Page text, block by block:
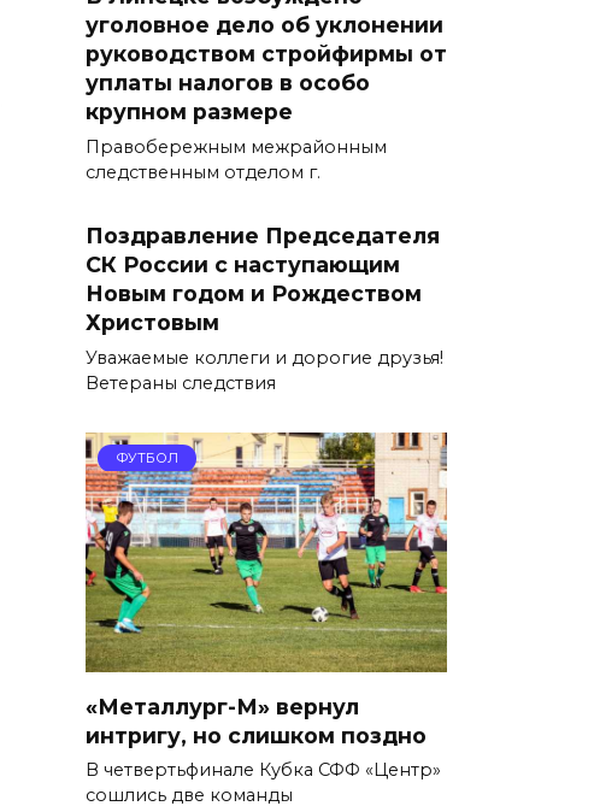
уголовное дело об уклонении
руководством стройфирмы от
уплаты налогов в особо
крупном размере
Правобережным межрайонным
следственным отделом г.
Поздравление Председателя
СК России с наступающим
Новым годом и Рождеством
Христовым
Уважаемые коллеги и дорогие друзья!
Ветераны следствия
ФУТБОЛ
«Металлург-М» вернул
интригу, но слишком поздно
В четвертьфинале Кубка СФФ «Центр»
сошлись две команды